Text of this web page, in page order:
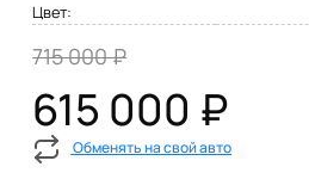
Цвет:
715 000 ₽
615 000 ₽
Обменять на свой авто